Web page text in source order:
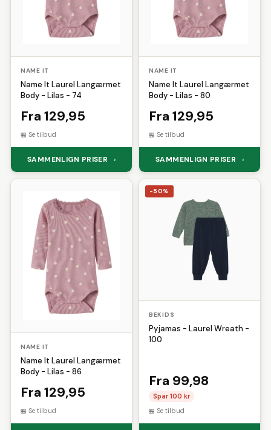
NAME IT
Name It Laurel Langærmet
Body - Lilas - 74
Fra 129,95
Se tilbud
SAMMENLIGN PRISER ›
NAME IT
Name It Laurel Langærmet
Body - Lilas - 80
Fra 129,95
Se tilbud
SAMMENLIGN PRISER ›
NAME IT
Name It Laurel Langærmet
Body - Lilas - 86
Fra 129,95
Se tilbud
-50%
BEKIDS
Pyjamas - Laurel Wreath -
100
Fra 99,98
Spar 100 kr
Se tilbud